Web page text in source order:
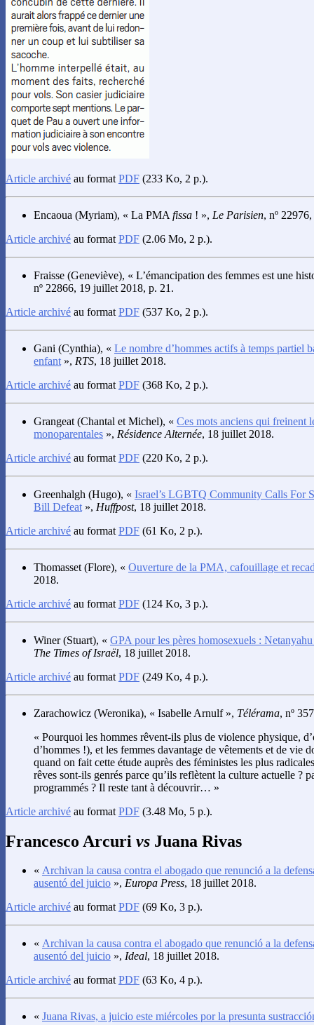
Article archivé au format PDF (233 Ko, 2 p.).
Encaoua (Myriam), « La PMA fissa ! », Le Parisien, nº
Article archivé au format PDF (2.06 Mo, 2 p.).
Fraisse (Geneviève), « L’émancipation des femmes est une
nº 22866, 19 juillet 2018, p. 21.
Article archivé au format PDF (537 Ko, 2 p.).
Gani (Cynthia), « Le nombre d’hommes actifs à temps partiel
enfant », RTS, 18 juillet 2018.
Article archivé au format PDF (368 Ko, 2 p.).
Grangeat (Chantal et Michel), « Ces mots anciens qui freinent
monoparentales », Résidence Alternée, 18 juillet 2018.
Article archivé au format PDF (220 Ko, 2 p.).
Greenhalgh (Hugo), « Israel’s LGBTQ Community Calls For
Bill Defeat », Huffpost, 18 juillet 2018.
Article archivé au format PDF (61 Ko, 2 p.).
Thomasset (Flore), « Ouverture de la PMA, cafouillage et
2018.
Article archivé au format PDF (124 Ko, 3 p.).
Winer(Stuart), « GPA pour les pères homosexuels :
The Times of Israël, 18 juillet 2018.
Article archivé au format PDF (249 Ko, 4 p.).
Zarachowicz (Weronika), « Isabelle Arnulf », Télérama, nº
« Pourquoi les hommes rêvent-ils plus de violence physique,
d’hommes !), et les femmes davantage de vêtements et de vie
quand on fait cette étude auprès des féministes les plus
rêves sont-ils genrés parce qu’ils reflètent la culture actuelle ?
programmés ? Il reste tant à découvrir… »
Article archivé au format PDF (3.48 Mo, 5 p.).
Francesco Arcuri vs Juana Rivas
« Archivan la causa contra el abogado que renunció a la
ausentó del juicio », Europa Press, 18 juillet 2018.
Article archivé au formatPDF (69 Ko, 3 p.).
« Archivan la causa contra el abogado que renunció a la
ausentó del juicio », Ideal, 18 juillet 2018.
Article archivé au formatPDF (63 Ko, 4 p.).
« Juana Rivas, a juicio este miércoles por la presunta